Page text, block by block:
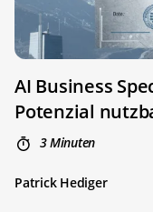
AI Business
Potenzial
3 Minuten
Patrick Hediger